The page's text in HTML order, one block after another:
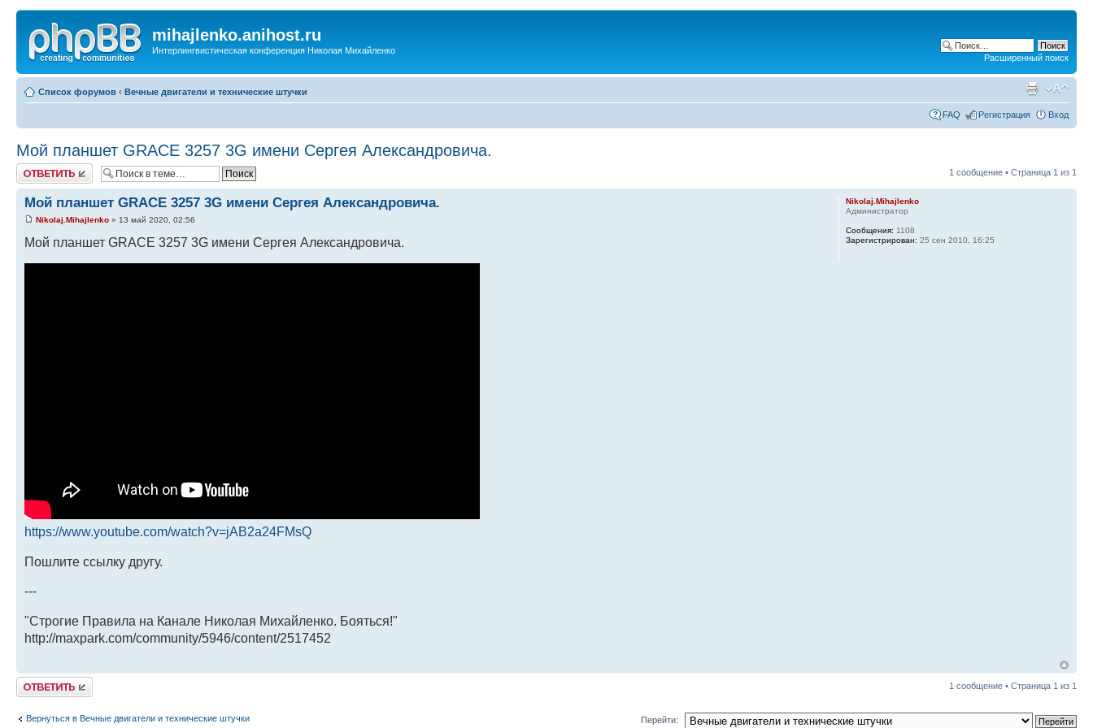
mihajlenko.anihost.ru
Интерлингвистическая конференция Николая Михайленко
Расширенный поиск
Список форумов ‹ Вечные двигатели и технические штучки
FAQ Регистрация Вход
Мой планшет GRACE 3257 3G имени Сергея Александровича.
Ответить 1 сообщение • Страница 1 из 1
Мой планшет GRACE 3257 3G имени Сергея Александровича.
Nikolaj.Mihajlenko » 13 май 2020, 02:56
Мой планшет GRACE 3257 3G имени Сергея Александровича.
https://www.youtube.com/watch?v=jAB2a24FMsQ
Пошлите ссылку другу.
---
"Строгие Правила на Канале Николая Михайленко. Бояться!"
http://maxpark.com/community/5946/content/2517452
Nikolaj.Mihajlenko
Администратор
Сообщения: 1108
Зарегистрирован: 25 сен 2010, 16:25
Ответить 1 сообщение • Страница 1 из 1
Вернуться в Вечные двигатели и технические штучки Перейти: